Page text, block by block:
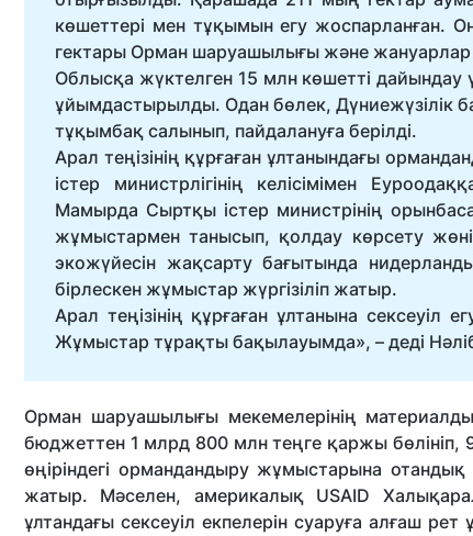
көшеттері мен тұқымын егу жоспарланған.
гектары Орман шаруашылығы және жануарлар
Облысқа жүктелген 15 млн көшетті
ұйымдастырылды. Одан бөлек, Дүниежүзілік
тұқымбақ салынып, пайдалануға берілді.
Арал теңізінің құрғаған ұлтанындағы
істер министрлігінің келісімімен
Мамырда Сыртқы істер министрінің
жұмыстармен танысып, қолдау көрсету
экожүйесін жақсарту бағытында
бірлескен жұмыстар жүргізіліп жатыр.
Арал теңізінің құрғаған ұлтанына сексеуіл
Жұмыстар тұрақты бақылауымда», – деді
Орман шаруашылығы мекемелерінің
бюджеттен 1 млрд 800 млн теңге қаржы
өңіріндегі ормандандыру жұмыстарына
жатыр. Мәселен, америкалық USAID
ұлтандағы сексеуіл екпелерін суаруға алғаш